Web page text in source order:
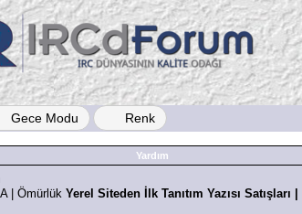
Gece Modu Renk
Yardım
Yerel Siteden İlk Tanıtım Yazısı Satışları |